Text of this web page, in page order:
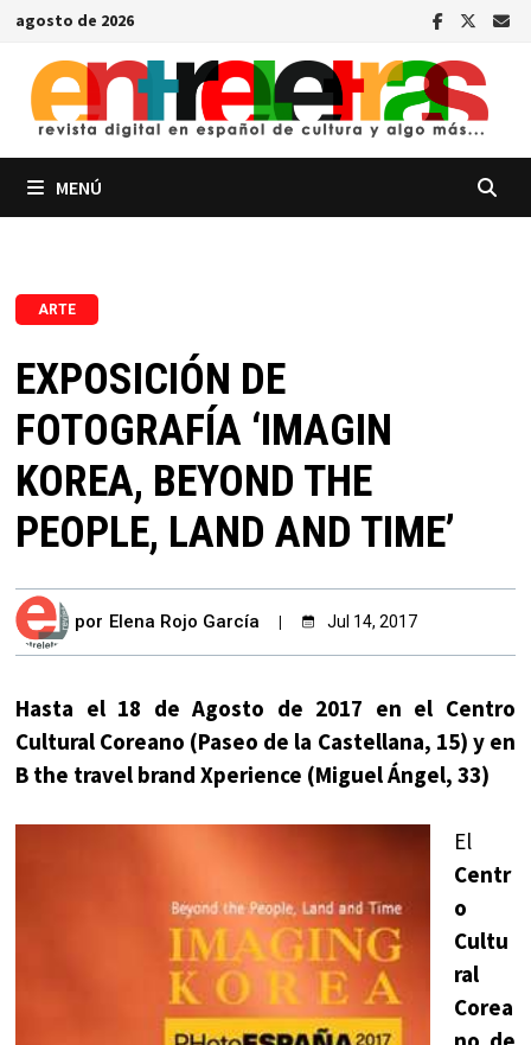
Saltar
contenido
agosto de 2026
MENÚ
ARTE
EXPOSICIÓN DE
FOTOGRAFÍA ‘IMAGIN
KOREA, BEYOND THE
PEOPLE, LAND AND TIME’
por Elena Rojo García Jul 14, 2017
Hasta el 18 de Agosto de 2017 en el Centro
Cultural Coreano (Paseo de la Castellana, 15) y en
B the travel brand Xperience (Miguel Ángel, 33)
El
Centr
o
Cultu
ral
Corea